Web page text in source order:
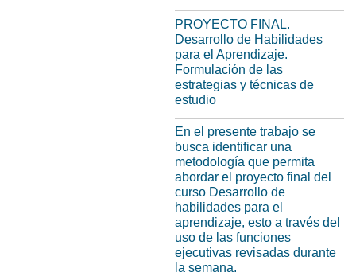
PROYECTO FINAL.
Desarrollo de Habilidades
para el Aprendizaje.
Formulación de las
estrategias y técnicas de
estudio
En el presente trabajo se
busca identificar una
metodología que permita
abordar el proyecto final del
curso Desarrollo de
habilidades para el
aprendizaje, esto a través del
uso de las funciones
ejecutivas revisadas durante
la semana.